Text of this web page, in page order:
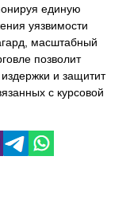
единую
уязвимости
масштабный
позволит
и защитит
с курсовой